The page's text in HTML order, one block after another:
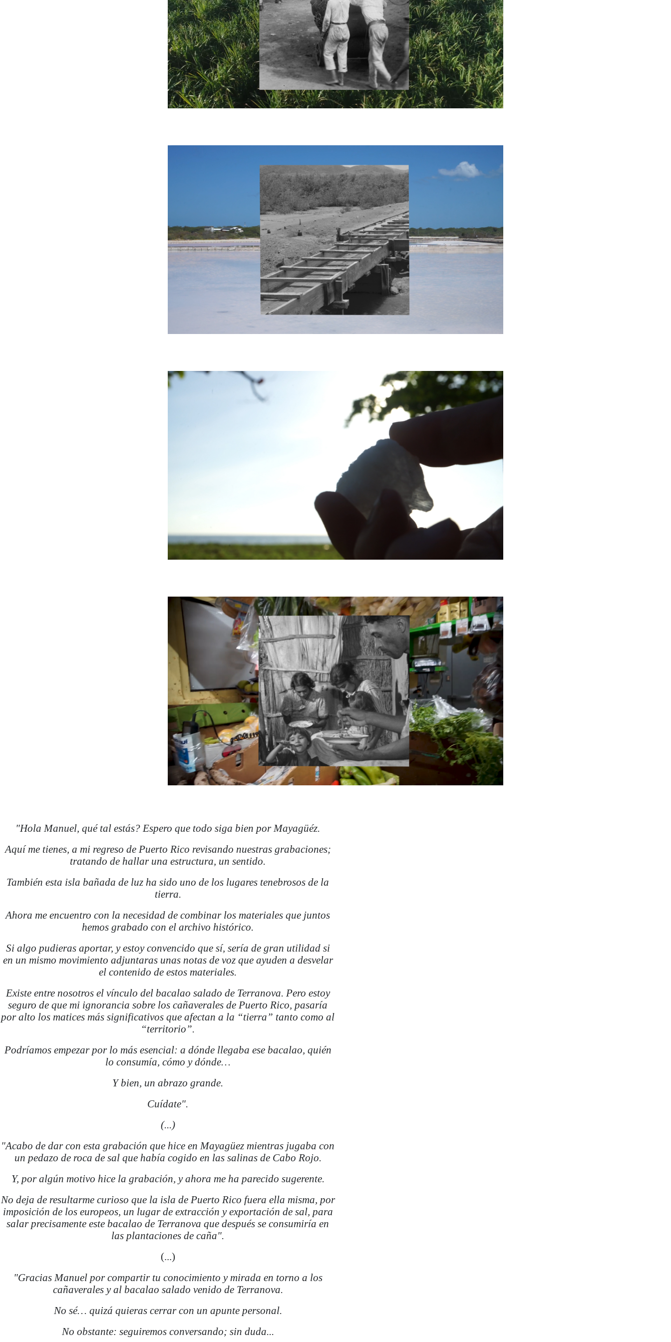
"Hola Manuel, qué tal estás? Espero que todo siga bien por Mayagüéz.
Aquí me tienes, a mi regreso de Puerto Rico revisando nuestras grabaciones;
tratando de hallar una estructura, un sentido.
También esta isla bañada de luz ha sido uno de los lugares tenebrosos de la
tierra.
Ahora me encuentro con la necesidad de combinar los materiales que juntos
hemos grabado con el archivo histórico.
Si algo pudieras aportar, y estoy convencido que sí, sería de gran utilidad si
en un mismo movimiento adjuntaras unas notas de voz que ayuden a desvelar
el contenido de estos materiales.
Existe entre nosotros el vínculo del bacalao salado de Terranova. Pero estoy
seguro de que mi ignorancia sobre los cañaverales de Puerto Rico, pasaría
por alto los matices más significativos que afectan a la “tierra” tanto como al
“territorio”.
Podríamos empezar por lo más esencial: a dónde llegaba ese bacalao, quién
lo consumía, cómo y dónde…
Y bien, un abrazo grande.
Cuídate".
(...)
"Acabo de dar con esta grabación que hice en Mayagüez mientras jugaba con
un pedazo de roca de sal que había cogido en las salinas de Cabo Rojo.
Y, por algún motivo hice la grabación, y ahora me ha parecido sugerente.
No deja de resultarme curioso que la isla de Puerto Rico fuera ella misma, por
imposición de los europeos, un lugar de extracción y exportación de sal, para
salar precisamente este bacalao de Terranova que después se consumiría en
las plantaciones de caña".
(...)
"Gracias Manuel por compartir tu conocimiento y mirada en torno a los
cañaverales y al bacalao salado venido de Terranova.
No sé… quizá quieras cerrar con un apunte personal.
No obstante: seguiremos conversando; sin duda...